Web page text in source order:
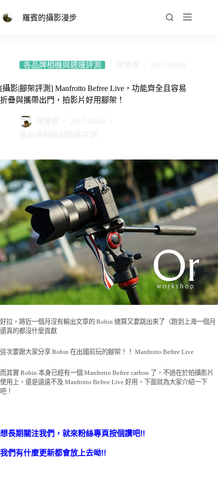
至
羅賓的攝影漫步
各品牌相機與週邊評測
[攝影|腳架評測] Manfrotto Befree Live，功能齊全且容易
折疊與攜帶出門，拍影片好用腳架！
好拉，將近一個月沒有輸出文章的 Robin 總算又要跳出來了（跑到上海一個月
還真的都沒什麼貢獻
這次要跟大家分享 Robin 在出國前玩的腳架！！ Manfrotto Befree Live
而其實 Robin 本身已經有一個 Manfrotto Befree carbon 了，不過在於拍攝影片
使用上，還是遠遠不及 Manfrotto Befree Live 好用，下面就為大家介紹一下
吧！
想長期關注我們，就來粉絲專頁按個讚吧!!
我們有什麼更新都會放上去呦!!